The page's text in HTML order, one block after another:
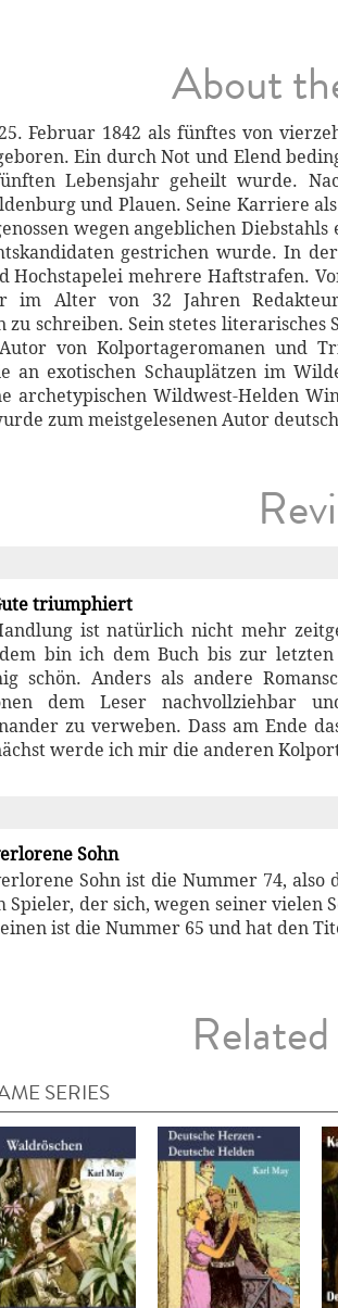
About
Februar 1842 als fünftes von
Ein durch Not und Elend
Lebensjahr geheilt wurde.
und Plauen. Seine Karriere
wegen angeblichen
gestrichen wurde. In
Hochstapelei mehrere Haftstrafen.
im Alter von 32 Jahren
zu schreiben. Sein stetes
von Kolportageromanen und
an exotischen Schauplätzen im
archetypischen Wildwest-Helden
zum meistgelesenen Autor
triumphiert
ist natürlich nicht mehr
bin ich dem Buch bis zur
schön. Anders als andere
dem Leser nachvollziehbar
zu verweben. Dass am Ende
werde ich mir die anderen
Sohn
Sohn ist die Nummer 74,
Spieler, der sich, wegen seiner vielen
ist die Nummer 65 und hat den
SERIES